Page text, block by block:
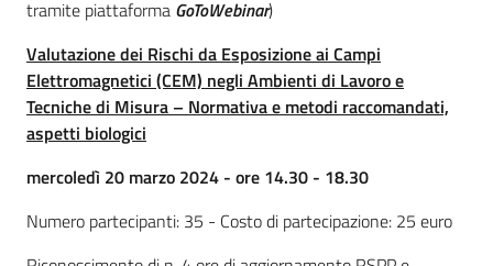
tramite piattaforma GoToWebinar)
Valutazione dei Rischi da Esposizione ai Campi
Elettromagnetici (CEM) negli Ambienti di Lavoro e
Tecniche di Misura – Normativa e metodi raccomandati,
aspetti biologici
mercoledì 20 marzo 2024 - ore 14.30 - 18.30
Numero partecipanti: 35 - Costo di partecipazione: 25 euro